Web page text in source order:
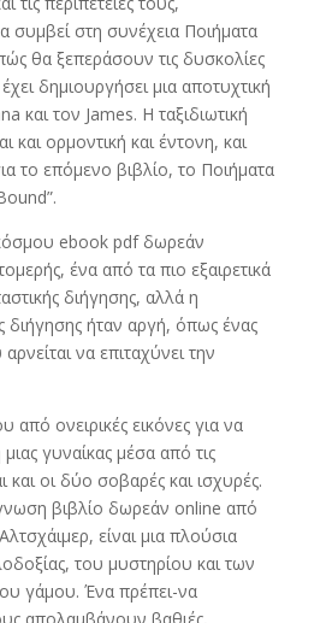
συμβεί στη συνέχεια Ποιήματα
θα ξεπεράσουν τις δυσκολίες
δημιουργήσει μια αποτυχτική
και τον James. Η ταξιδιωτική
και ορμοντική και έντονη, και
το επόμενο βιβλίο, το Ποιήματα
ebook pdf δωρεάν
ένα από τα πιο εξαιρετικά
διήγησης, αλλά η
διήγησης ήταν αργή, όπως ένας
να επιταχύνει την
από ονειρικές εικόνες για να
γυναίκας μέσα από τις
και οι δύο σοβαρές και ισχυρές.
βιβλίο δωρεάν online από
είναι μια πλούσια
του μυστηρίου και των
γάμου. Ένα πρέπει-να